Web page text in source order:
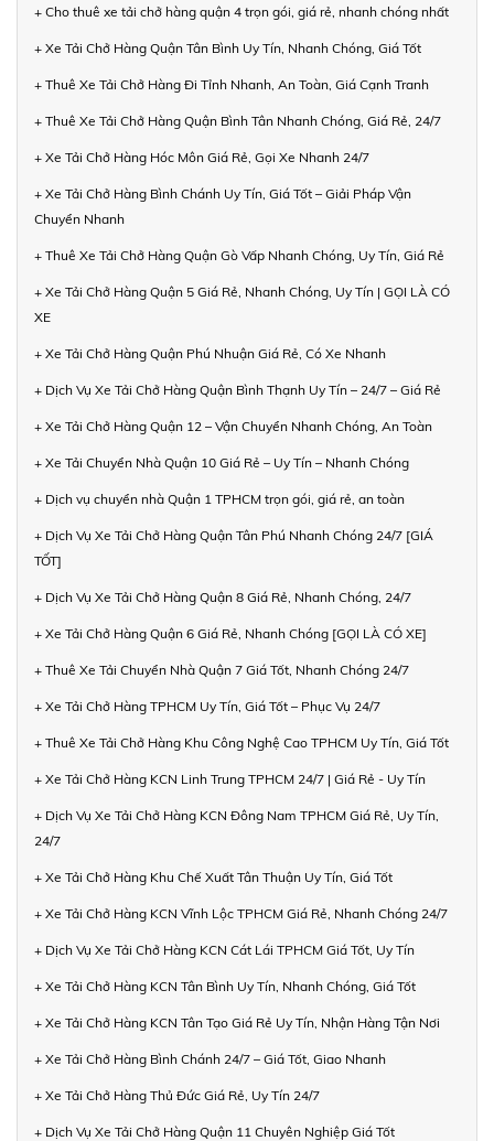
+ Cho thuê xe tải chở hàng quận 4 trọn gói, giá rẻ, nhanh chóng nhất
+ Xe Tải Chở Hàng Quận Tân Bình Uy Tín, Nhanh Chóng, Giá Tốt
+ Thuê Xe Tải Chở Hàng Đi Tỉnh Nhanh, An Toàn, Giá Cạnh Tranh
+ Thuê Xe Tải Chở Hàng Quận Bình Tân Nhanh Chóng, Giá Rẻ, 24/7
+ Xe Tải Chở Hàng Hóc Môn Giá Rẻ, Gọi Xe Nhanh 24/7
+ Xe Tải Chở Hàng Bình Chánh Uy Tín, Giá Tốt – Giải Pháp Vận
Chuyển Nhanh
+ Thuê Xe Tải Chở Hàng Quận Gò Vấp Nhanh Chóng, Uy Tín, Giá Rẻ
+ Xe Tải Chở Hàng Quận 5 Giá Rẻ, Nhanh Chóng, Uy Tín | GỌI LÀ CÓ
XE
+ Xe Tải Chở Hàng Quận Phú Nhuận Giá Rẻ, Có Xe Nhanh
+ Dịch Vụ Xe Tải Chở Hàng Quận Bình Thạnh Uy Tín – 24/7 – Giá Rẻ
+ Xe Tải Chở Hàng Quận 12 – Vận Chuyển Nhanh Chóng, An Toàn
+ Xe Tải Chuyển Nhà Quận 10 Giá Rẻ – Uy Tín – Nhanh Chóng
+ Dịch vụ chuyển nhà Quận 1 TPHCM trọn gói, giá rẻ, an toàn
+ Dịch Vụ Xe Tải Chở Hàng Quận Tân Phú Nhanh Chóng 24/7 [GIÁ
TỐT]
+ Dịch Vụ Xe Tải Chở Hàng Quận 8 Giá Rẻ, Nhanh Chóng, 24/7
+ Xe Tải Chở Hàng Quận 6 Giá Rẻ, Nhanh Chóng [GỌI LÀ CÓ XE]
+ Thuê Xe Tải Chuyển Nhà Quận 7 Giá Tốt, Nhanh Chóng 24/7
+ Xe Tải Chở Hàng TPHCM Uy Tín, Giá Tốt – Phục Vụ 24/7
+ Thuê Xe Tải Chở Hàng Khu Công Nghệ Cao TPHCM Uy Tín, Giá Tốt
+ Xe Tải Chở Hàng KCN Linh Trung TPHCM 24/7 | Giá Rẻ - Uy Tín
+ Dịch Vụ Xe Tải Chở Hàng KCN Đông Nam TPHCM Giá Rẻ, Uy Tín,
24/7
+ Xe Tải Chở Hàng Khu Chế Xuất Tân Thuận Uy Tín, Giá Tốt
+ Xe Tải Chở Hàng KCN Vĩnh Lộc TPHCM Giá Rẻ, Nhanh Chóng 24/7
+ Dịch Vụ Xe Tải Chở Hàng KCN Cát Lái TPHCM Giá Tốt, Uy Tín
+ Xe Tải Chở Hàng KCN Tân Bình Uy Tín, Nhanh Chóng, Giá Tốt
+ Xe Tải Chở Hàng KCN Tân Tạo Giá Rẻ Uy Tín, Nhận Hàng Tận Nơi
+ Xe Tải Chở Hàng Bình Chánh 24/7 – Giá Tốt, Giao Nhanh
+ Xe Tải Chở Hàng Thủ Đức Giá Rẻ, Uy Tín 24/7
+ Dịch Vụ Xe Tải Chở Hàng Quận 11 Chuyên Nghiệp Giá Tốt